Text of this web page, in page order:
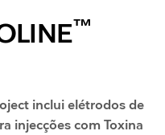
™
inclui elétrodos de
injecções com Toxina